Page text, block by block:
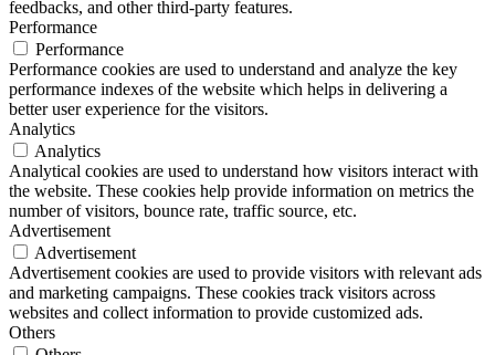
feedbacks, and other third-party features.
Performance
Performance
Performance cookies are used to understand and analyze the key
performance indexes of the website which helps in delivering a
better user experience for the visitors.
Analytics
Analytics
Analytical cookies are used to understand how visitors interact with
the website. These cookies help provide information on metrics the
number of visitors, bounce rate, traffic source, etc.
Advertisement
Advertisement
Advertisement cookies are used to provide visitors with relevant ads
and marketing campaigns. These cookies track visitors across
websites and collect information to provide customized ads.
Others